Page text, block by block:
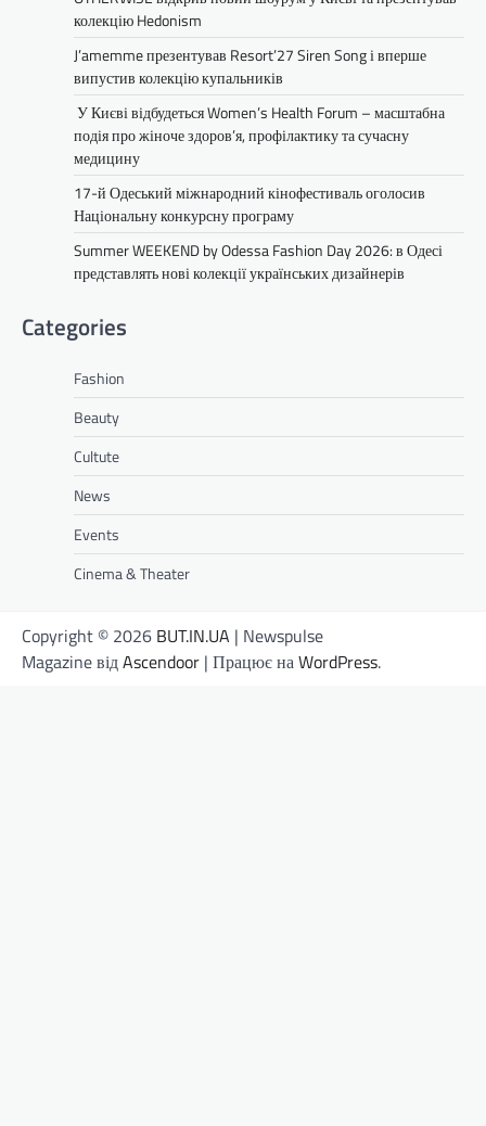
колекцію Hedonism
J’amemme презентував Resort’27 Siren Song і вперше
випустив колекцію купальників
У Києві відбудеться Women’s Health Forum – масштабна
подія про жіноче здоров’я, профілактику та сучасну
медицину
17-й Одеський міжнародний кінофестиваль оголосив
Національну конкурсну програму
Summer WEEKEND by Odessa Fashion Day 2026: в Одесі
представлять нові колекції українських дизайнерів
Categories
Fashion
Beauty
Cultute
News
Events
Cinema & Theater
Copyright © 2026 BUT.IN.UA | Newspulse
Magazine відAscendoor | Працює наWordPress.